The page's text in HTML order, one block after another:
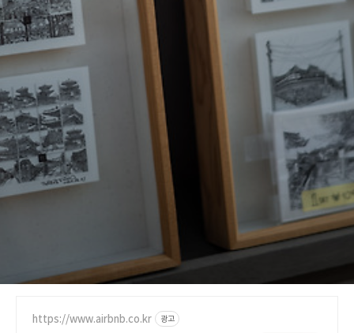
https://www.airbnb.co.kr 광고